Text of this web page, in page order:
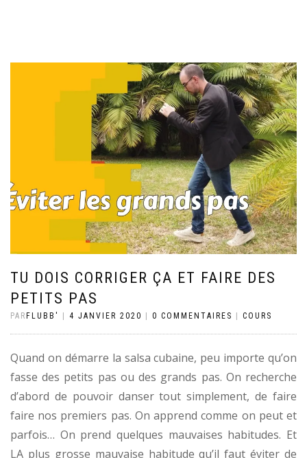
TU DOIS CORRIGER ÇA ET FAIRE DES
PETITS PAS
PARFLUBB' | 4 JANVIER 2020 | 0 COMMENTAIRES | COURS
Quand on démarre la salsa cubaine, peu importe qu’on
fasse des petits pas ou des grands pas. On recherche
d’abord de pouvoir danser tout simplement, de faire
faire nos premiers pas. On apprend comme on peut et
parfois… On prend quelques mauvaises habitudes. Et
LA plus grosse mauvaise habitude qu’il faut éviter de